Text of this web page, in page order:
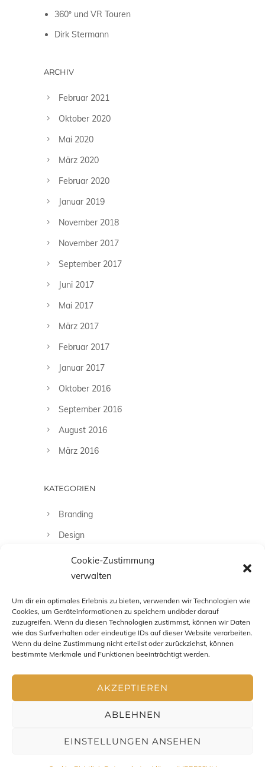
Cookie-Zustimmung
verwalten
Um dir ein optimales Erlebnis zu bieten, verwenden wir Technologien wie
Cookies, um Geräteinformationen zu speichern und/oder darauf
zuzugreifen. Wenn du diesen Technologien zustimmst, können wir Daten
wie das Surfverhalten oder eindeutige IDs auf dieser Website verarbeiten.
Wenn du deine Zustimmung nicht erteilst oder zurückziehst, können
bestimmte Merkmale und Funktionen beeinträchtigt werden.
AKZEPTIEREN
ABLEHNEN
EINSTELLUNGEN ANSEHEN
360º und VR Touren
Dirk Stermann
ARCHIV
Februar 2021
Oktober 2020
Mai 2020
März 2020
Februar 2020
Januar 2019
November 2018
November 2017
September 2017
Juni 2017
Mai 2017
März 2017
Februar 2017
Januar 2017
Oktober 2016
September 2016
August 2016
März 2016
KATEGORIEN
Branding
Design
Fashion
Fotografie
Uncategorized